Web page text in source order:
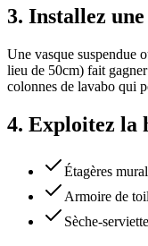
3. Installez une
Une vasque suspendue
lieu de 50cm) fait
colonnes de lavabo qui
4. Exploitez la
Étagères
Armoire de
Sèche-